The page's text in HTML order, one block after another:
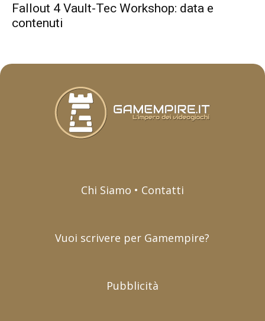
Fallout 4 Vault-Tec Workshop: data e
contenuti
Chi Siamo • Contatti
Vuoi scrivere per Gamempire?
Pubblicità